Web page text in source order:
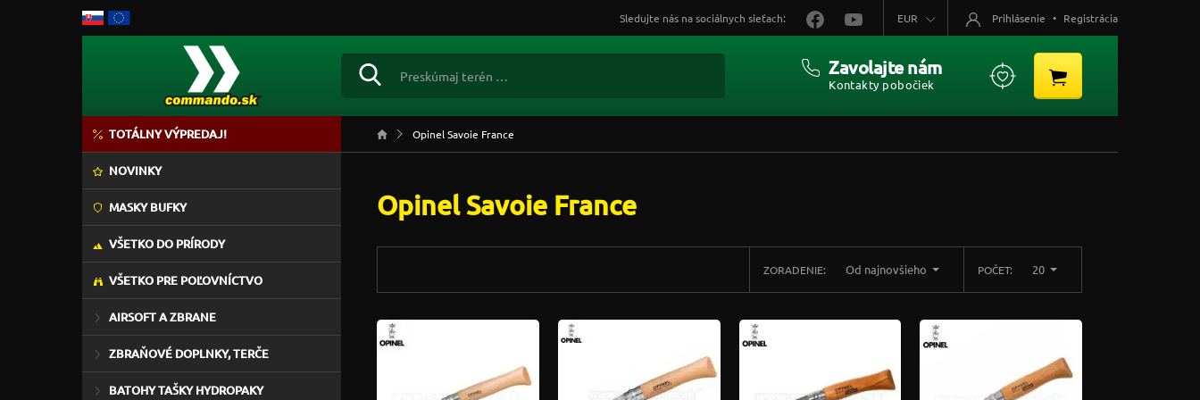
Opinel Savoie France
Opinel Savoie France
POČET: 20
ZORADENIE: Od najnovšieho
TOTÁLNY VÝPREDAJ!
NOVINKY
MASKY BUFKY
VŠETKO DO PRÍRODY
VŠETKO PRE POĽOVNÍCTVO
AIRSOFT A ZBRANE
ZBRAŇOVÉ DOPLNKY, TERČE
BATOHY TAŠKY HYDROPAKY
Sledujte nás na sociálnych sieťach: EUR Prihlásenie • Registrácia
Zavolajte nám
Kontakty pobočiek